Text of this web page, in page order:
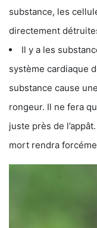
substance, les
directement
Il y a les
système cardiaque
substance cause
rongeur. Il ne fera
juste près de
mort rendra